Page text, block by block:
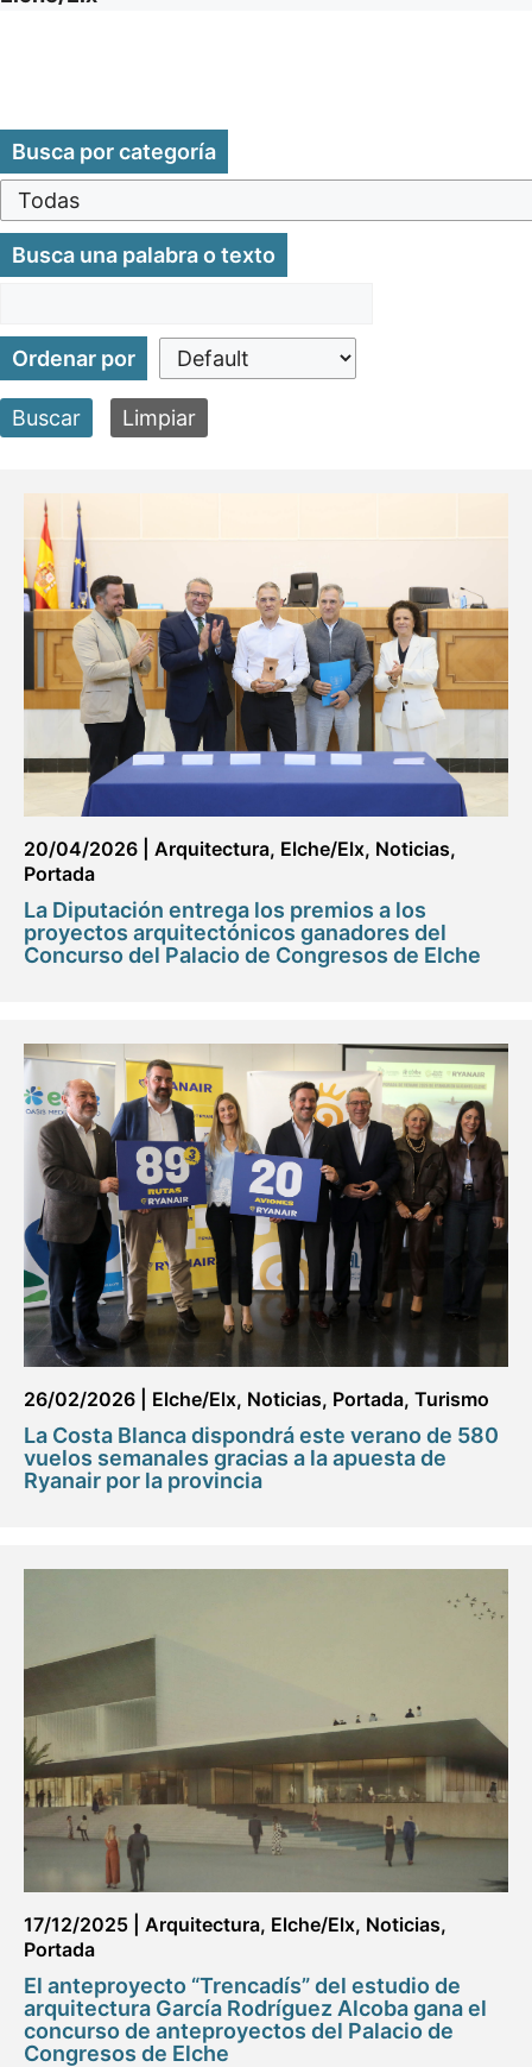
Busca por categoría
Busca una palabra o texto
Ordenar por
Buscar Limpiar
20/04/2026 Arquitectura, Elche/Elx, Noticias,
Portada
La Diputación entrega los premios a los
proyectos arquitectónicos ganadores del
Concurso del Palacio de Congresos de Elche
26/02/2026 Elche/Elx, Noticias, Portada, Turismo
La Costa Blanca dispondrá este verano de 580
vuelos semanales gracias a la apuesta de
Ryanair por la provincia
17/12/2025 Arquitectura, Elche/Elx, Noticias,
Portada
El anteproyecto “Trencadís” del estudio de
arquitectura García Rodríguez Alcoba gana el
concurso de anteproyectos del Palacio de
Congresos de Elche